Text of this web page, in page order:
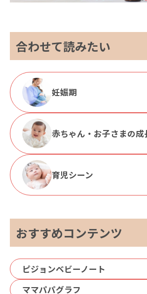
合わせて読みたい
妊娠期
赤ちゃん・お子さまの成
育児シーン
おすすめコンテンツ
ピジョンベビーノート
ママパパグラフ